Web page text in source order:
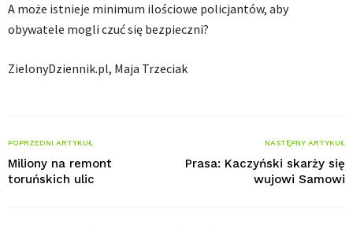
A może istnieje minimum ilościowe policjantów, aby
obywatele mogli czuć się bezpieczni?
ZielonyDziennik.pl, Maja Trzeciak
POPRZEDNI ARTYKUŁ
Miliony na remont
toruńskich ulic
NASTĘPNY ARTYKUŁ
Prasa: Kaczyński skarży się
wujowi Samowi